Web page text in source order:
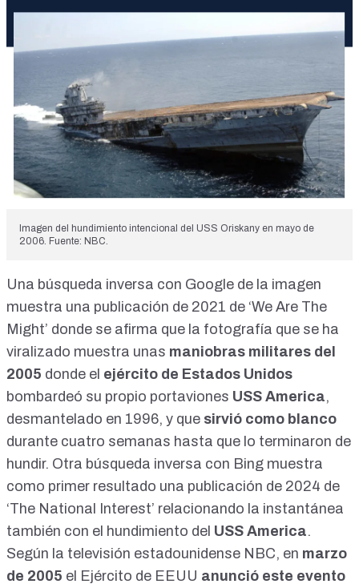
Imagen del hundimiento intencional del USS Oriskany en mayo de
2006. Fuente: NBC.
Una búsqueda inversa con Google de la imagen
muestra una publicación de 2021 de ‘We Are The
Might’ donde se afirma que la fotografía que se ha
viralizado muestra unas maniobras militares del
2005 donde el ejército de Estados Unidos
bombardeó su propio portaviones USS America,
desmantelado en 1996, y que sirvió como blanco
durante cuatro semanas hasta que lo terminaron de
hundir. Otra búsqueda inversa con Bing muestra
como primer resultado una publicación de 2024 de
‘The National Interest’ relacionando la instantánea
también con el hundimiento del USS America.
Según la televisión estadounidense NBC, en marzo
de 2005 el Ejército de EEUU anunció este evento